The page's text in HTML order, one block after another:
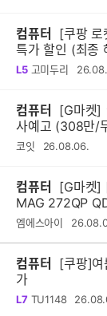
컴퓨터
[쿠팡
특가 할인 (최종
L5 고미두리
컴퓨터
[G마켓]
사예고 (308만/
코잇 26.08.06.
컴퓨터
[G마켓]
MAG 272QP
종:620,160원)
엠에스아이
컴퓨터
[쿠팡]여
가
L7 TU1148